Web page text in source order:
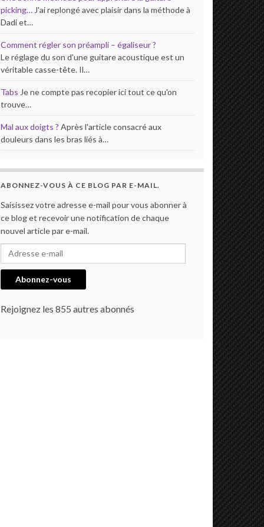
picking… J'ai replongé avec plaisir dans la méthode à
Dadi et…
Comment régler son préampli – égaliseur ?
Le réglage du son d'une guitare acoustique est un
véritable casse-tête. Il…
Tabs Je ne compte pas recopier ici tout ce qu'on
trouve…
Mal aux doigts ? Après l'article consacré aux
douleurs dans les bras liés à…
ABONNEZ-VOUS À CE BLOG PAR E-MAIL.
Saisissez votre adresse e-mail pour vous abonner à
ce blog et recevoir une notification de chaque
nouvel article par e-mail.
Adresse e-mail
Abonnez-vous
Rejoignez les 855 autres abonnés